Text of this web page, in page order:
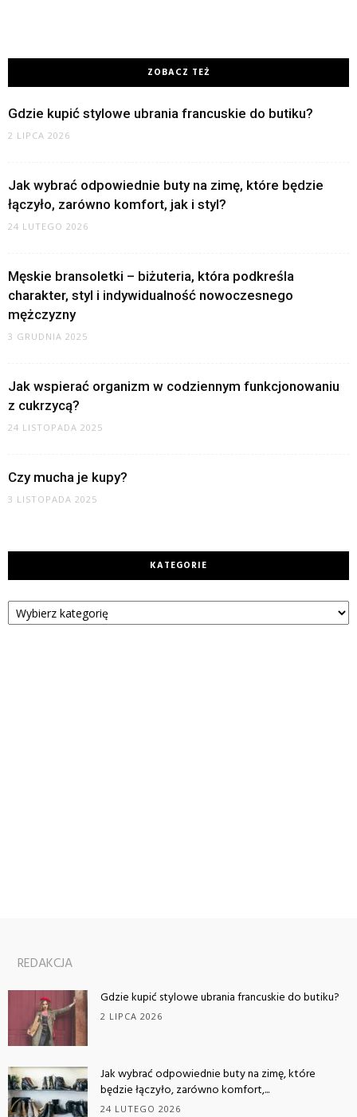
ZOBACZ TEŻ
Gdzie kupić stylowe ubrania francuskie do butiku?
2 LIPCA 2026
Jak wybrać odpowiednie buty na zimę, które będzie
łączyło, zarówno komfort, jak i styl?
24 LUTEGO 2026
Męskie bransoletki – biżuteria, która podkreśla
charakter, styl i indywidualność nowoczesnego
mężczyzny
3 GRUDNIA 2025
Jak wspierać organizm w codziennym funkcjonowaniu
z cukrzycą?
24 LISTOPADA 2025
Czy mucha je kupy?
3 LISTOPADA 2025
KATEGORIE
Kategorie
REDAKCJA
Gdzie kupić stylowe ubrania francuskie do butiku?
2 LIPCA 2026
Jak wybrać odpowiednie buty na zimę, które
będzie łączyło, zarówno komfort,...
24 LUTEGO 2026